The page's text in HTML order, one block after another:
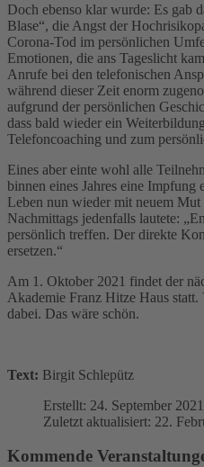
Doch ebenso klar wurde: Es gab
Blase“, die Angst der
Corona-Tod im persönlichen
Emotionen, die ans Tageslicht
Anrufe bei den telefonischen
während dieser Zeit enorm
aufgrund der persönlichen
dass bald wieder ein
Telefoncoaching und zum
Eines aber einte wohl alle
binnen eines Jahres eine Impfung
Leben nun wieder mit neuem
Nachmittags jedenfalls lautete:
persönlich treffen. Der direkte
ersetzen.“
Am 1. Oktober 2021 findet der
Akademie Franz Hitze Haus
dabei. Das wäre schön.
Text: Birgit Schlepütz
Erstellt: 24. September 2021
Zuletzt aktualisiert: 22.
Kommende